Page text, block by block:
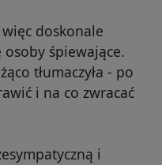
doskonale
osoby śpiewające.
tłumaczyła - po
i na co zwracać
i